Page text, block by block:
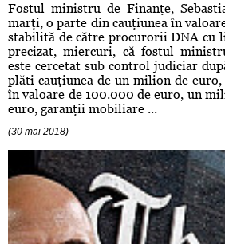
Fostul ministru de Finanţe,
marţi, o parte din cauţiunea în
stabilită de către procurorii DNA cu
precizat, miercuri, că fostul
este cercetat sub control judiciar
plăti cauţiunea de un milion de
în valoare de 100.000 de euro, un
euro, garanţii mobiliare ...
(30 mai 2018)